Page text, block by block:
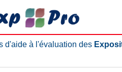
d'aide à l'évaluation des